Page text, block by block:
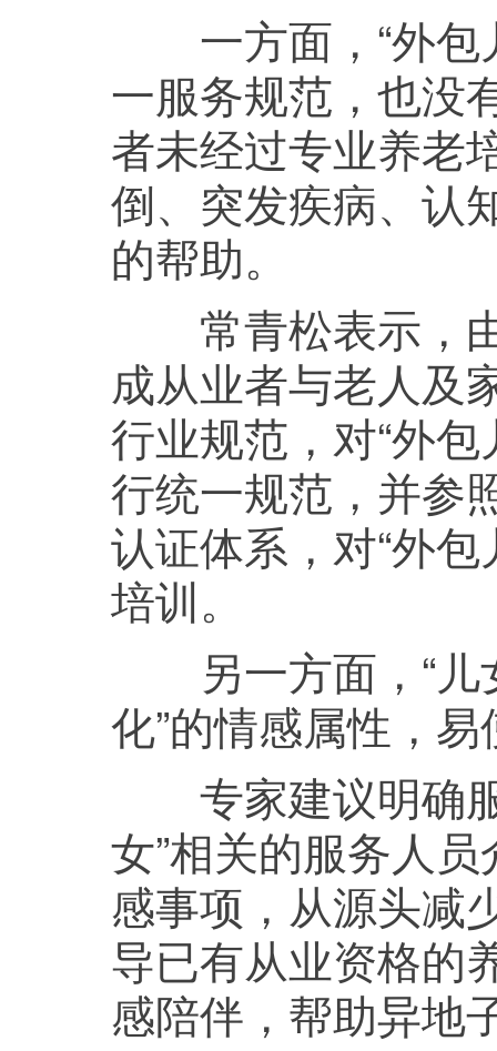
一方面，“外包
一服务规范，也没
者未经过专业养老
倒、突发疾病、认
的帮助。
常青松表示，由
成从业者与老人及
行业规范，对“外
行统一规范，并参
认证体系，对“外
培训。
另一方面，“儿
化”的情感属性，
专家建议明确服
女”相关的服务人
感事项，从源头减
导已有从业资格的
感陪伴，帮助异地